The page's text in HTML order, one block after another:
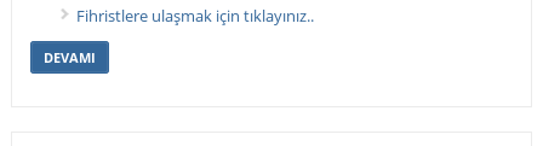
Fihristlere ulaşmak için tıklayınız..
DEVAMI